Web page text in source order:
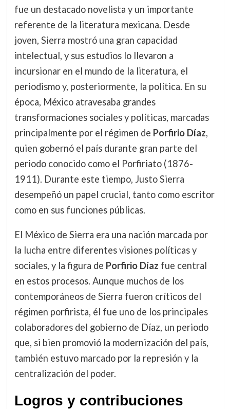
fue un destacado novelista y un importante
referente de la literatura mexicana. Desde
joven, Sierra mostró una gran capacidad
intelectual, y sus estudios lo llevaron a
incursionar en el mundo de la literatura, el
periodismo y, posteriormente, la política. En su
época, México atravesaba grandes
transformaciones sociales y políticas, marcadas
principalmente por el régimen de Porfirio Díaz,
quien gobernó el país durante gran parte del
periodo conocido como el Porfiriato (1876-
1911). Durante este tiempo, Justo Sierra
desempeñó un papel crucial, tanto como escritor
como en sus funciones públicas.
El México de Sierra era una nación marcada por
la lucha entre diferentes visiones políticas y
sociales, y la figura de Porfirio Díaz fue central
en estos procesos. Aunque muchos de los
contemporáneos de Sierra fueron críticos del
régimen porfirista, él fue uno de los principales
colaboradores del gobierno de Díaz, un periodo
que, si bien promovió la modernización del país,
también estuvo marcado por la represión y la
centralización del poder.
Logros y contribuciones